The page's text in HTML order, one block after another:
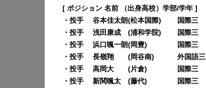
[ ポジション 名前 （出身高校）学部/学年 ]
・投手 谷本佳太朗(松本国際) 国際三
・投手 浅田康成 (浦和学院) 国際三
・投手 浜口颯一朗(岡豊) 国際三
・投手 長嶺翔 (岡谷南) 外国語三
・投手 高岡大 (片倉) 国際三
・投手 新関颯太 (藤代) 国際三